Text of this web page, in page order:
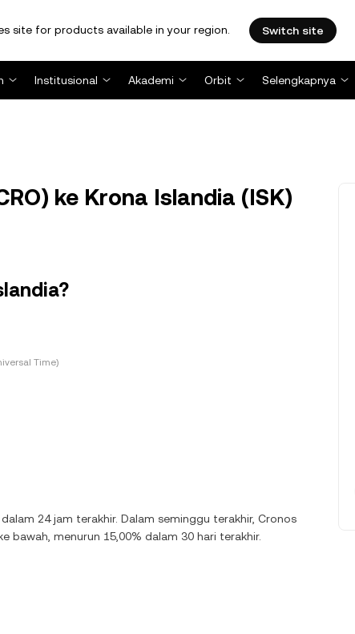
site for products available in your region. Switch site
Institusional Akademi Orbit Selengkapnya
ke Krona Islandia (ISK)
Time)
24 jam terakhir. Dalam seminggu terakhir, Cronos
bawah, menurun 15,00% dalam 30 hari terakhir.